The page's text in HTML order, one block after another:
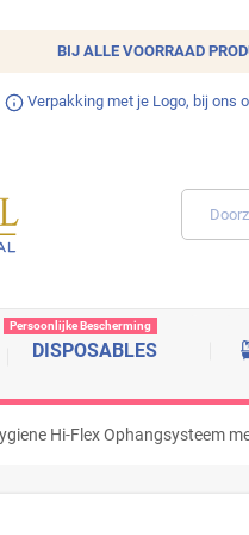
BIJ ALLE VOORRAAD
Verpakking met je Logo, bij ons
DISPOSABLES
Persoonlijke Bescherming
Hi-Flex Ophangsysteem